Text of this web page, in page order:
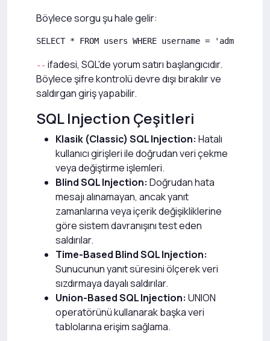
Böylece sorgu şu hale gelir:
SELECT * FROM users WHERE username = 'admin'
-- ifadesi, SQL'de yorum satırı başlangıcıdır.
Böylece şifre kontrolü devre dışı bırakılır ve
saldırgan giriş yapabilir.
SQL Injection Çeşitleri
Klasik (Classic) SQL Injection: Hatalı
kullanıcı girişleri ile doğrudan veri çekme
veya değiştirme işlemleri.
Blind SQL Injection: Doğrudan hata
mesajı alınamayan, ancak yanıt
zamanlarına veya içerik değişikliklerine
göre sistem davranışını test eden
saldırılar.
Time-Based Blind SQL Injection:
Sunucunun yanıt süresini ölçerek veri
sızdırmaya dayalı saldırılar.
Union-Based SQL Injection: UNION
operatörünü kullanarak başka veri
tablolarına erişim sağlama.